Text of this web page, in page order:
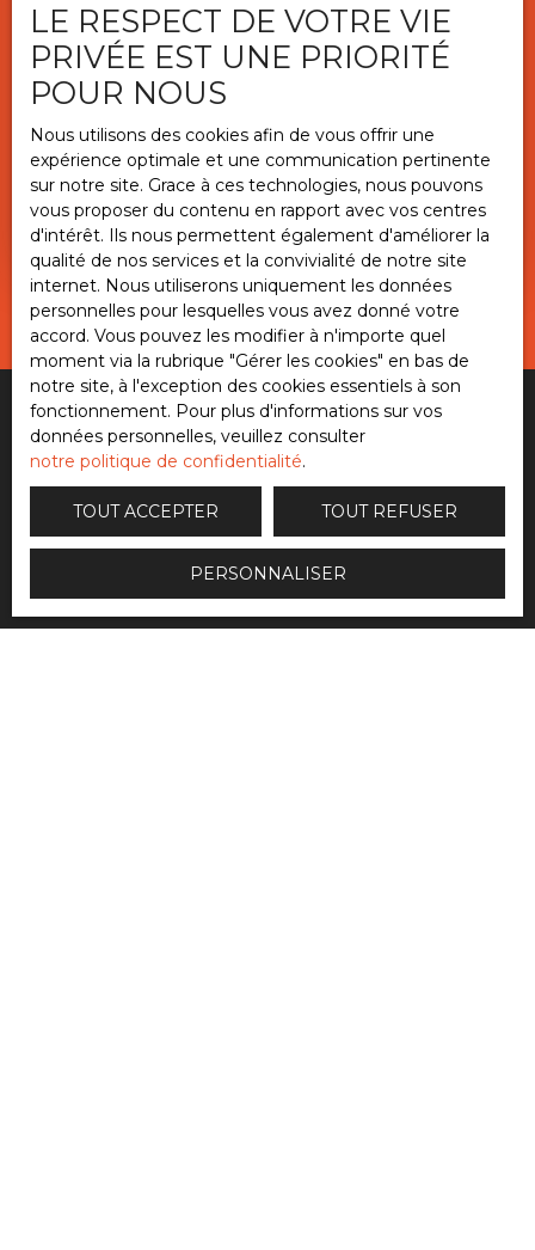
Mentions légales
Politique de confidentialité
Plan du site
Autres pages
Parc d'activité Saint-Aubin-de-Médoc
25 Rue Tahlès - BP 90168 33700 Mérignac
LE RESPECT DE VOTRE VIE
PRIVÉE EST UNE PRIORITÉ
POUR NOUS
Nous utilisons des cookies afin de vous offrir une
expérience optimale et une communication pertinente
sur notre site. Grace à ces technologies, nous pouvons
vous proposer du contenu en rapport avec vos centres
d'intérêt. Ils nous permettent également d'améliorer la
qualité de nos services et la convivialité de notre site
internet. Nous utiliserons uniquement les données
personnelles pour lesquelles vous avez donné votre
accord. Vous pouvez les modifier à n'importe quel
moment via la rubrique ″Gérer les cookies″ en bas de
notre site, à l'exception des cookies essentiels à son
fonctionnement. Pour plus d'informations sur vos
données personnelles, veuillez consulter
notre politique de confidentialité.
TOUT ACCEPTER TOUT REFUSER
PERSONNALISER